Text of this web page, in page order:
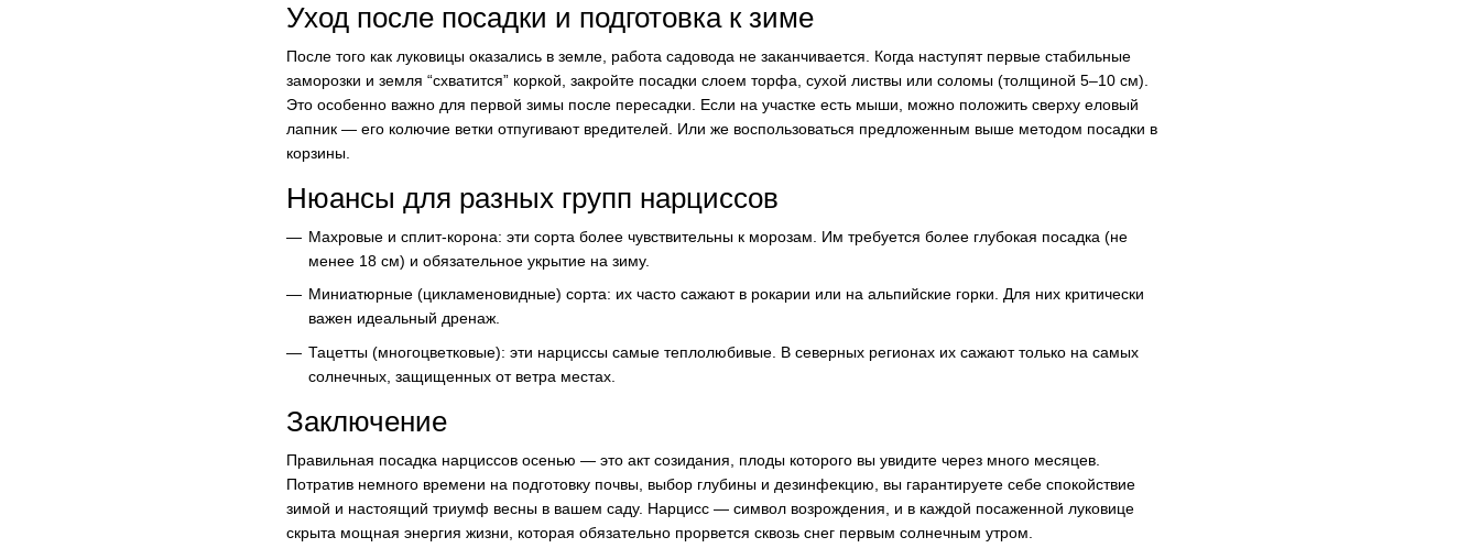
Уход после посадки и подготовка к зиме
После того как луковицы оказались в земле, работа садовода не заканчивается. Когда наступят первые стабильные
заморозки и земля “схватится” коркой, закройте посадки слоем торфа, сухой листвы или соломы (толщиной 5–10 см).
Это особенно важно для первой зимы после пересадки. Если на участке есть мыши, можно положить сверху еловый
лапник — его колючие ветки отпугивают вредителей. Или же воспользоваться предложенным выше методом посадки в
корзины.
Нюансы для разных групп нарциссов
Махровые и сплит-корона: эти сорта более чувствительны к морозам. Им требуется более глубокая посадка (не
менее 18 см) и обязательное укрытие на зиму.
Миниатюрные (цикламеновидные) сорта: их часто сажают в рокарии или на альпийские горки. Для них критически
важен идеальный дренаж.
Тацетты (многоцветковые): эти нарциссы самые теплолюбивые. В северных регионах их сажают только на самых
солнечных, защищенных от ветра местах.
Заключение
Правильная посадка нарциссов осенью — это акт созидания, плоды которого вы увидите через много месяцев.
Потратив немного времени на подготовку почвы, выбор глубины и дезинфекцию, вы гарантируете себе спокойствие
зимой и настоящий триумф весны в вашем саду. Нарцисс — символ возрождения, и в каждой посаженной луковице
скрыта мощная энергия жизни, которая обязательно прорвется сквозь снег первым солнечным утром.